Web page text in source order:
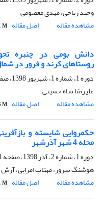
وحید ریاحی، مهدی معصومی
مشاهده مقاله
اصل مقاله M
دانش بومی در چنبره
روستاهای کرند و فرور در
دوره 1، شماره 1، شهریور 1398، صفحه
علیرضا شاه حسینی
مشاهده مقاله
اصل مقاله M
حکمروایی شایسته و
محله 4 شهر آذرشهر
دوره 1، شماره 2، آذر 1398، صفحه
هوشنگ سرور، مهتاب امرایی، آرش
مشاهده مقاله
اصل مقاله M